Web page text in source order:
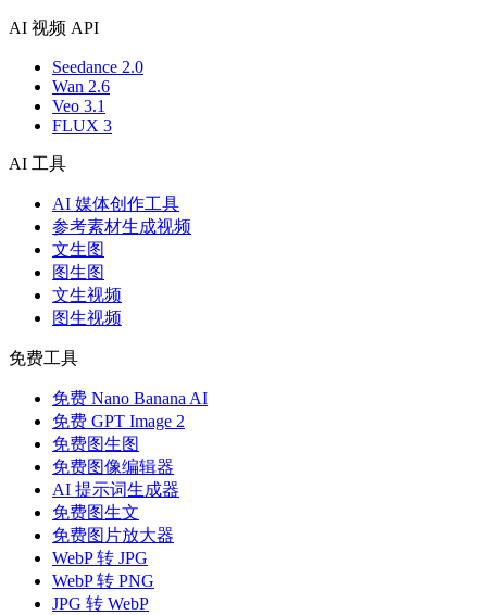
AI 视频 API
Seedance 2.0
Wan 2.6
Veo 3.1
FLUX 3
AI 工具
AI 媒体创作工具
参考素材生成视频
文生图
图生图
文生视频
图生视频
免费工具
免费 Nano Banana AI
免费 GPT Image 2
免费图生图
免费图像编辑器
AI 提示词生成器
免费图生文
免费图片放大器
WebP 转 JPG
WebP 转 PNG
JPG 转 WebP